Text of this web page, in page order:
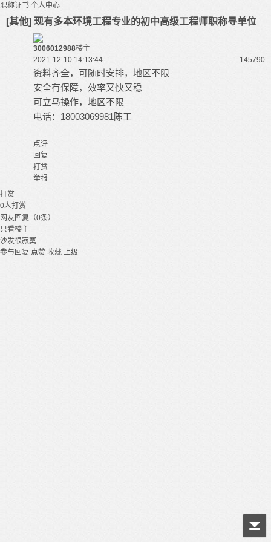
职称证书 个人中心
[其他] 现有多本环境工程专业的初中高级工程师职称寻单位
3006012988楼主
2021-12-10 14:13:44
145790
资料齐全，可随时安排，地区不限
安全有保障，效率又快又稳
可立马操作，地区不限
电话：18003069981陈工
点评
回复
打赏
举报
打赏
0人打赏
网友回复（0条）
只看楼主
沙发很寂寞...
参与回复 点赞 收藏 上级